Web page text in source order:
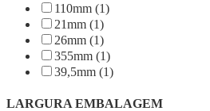
110mm (1)
21mm (1)
26mm (1)
355mm (1)
39,5mm (1)
LARGURA EMBALAGEM